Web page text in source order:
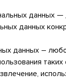
данных
данных
данных –